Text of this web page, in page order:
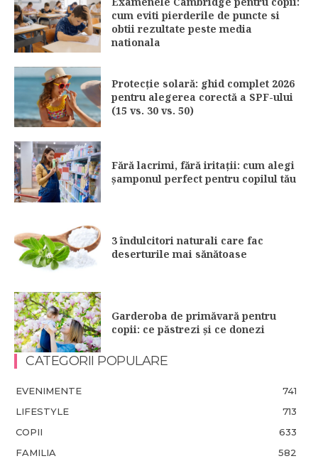
cum eviti pierderile de puncte si
obtii rezultate peste media
nationala
Protecție solară: ghid complet 2026
pentru alegerea corectă a SPF-ului
(15 vs. 30 vs. 50)
Fără lacrimi, fără iritații: cum alegi
șamponul perfect pentru copilul tău
3 îndulcitori naturali care fac
deserturile mai sănătoase
Garderoba de primăvară pentru
copii: ce păstrezi și ce donezi
CATEGORII POPULARE
EVENIMENTE
741
LIFESTYLE
713
COPII
633
FAMILIA
582